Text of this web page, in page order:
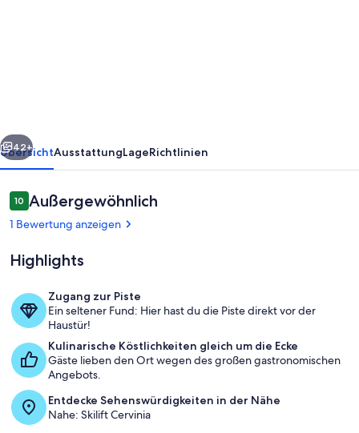
out
Matterhorn
view
with
Weiter
42+
ÜbersichtAusstattungLageRichtlinien
Bewertungen
1010 von 10.
Außergewöhnlich
1 Bewertung anzeigen
Highlights
Zugang zur Piste
Ein seltener Fund: Hier hast du die Piste direkt vor der
Haustür!
Kulinarische Köstlichkeiten gleich um die Ecke
Gäste lieben den Ort wegen des großen gastronomischen
Angebots.
Entdecke Sehenswürdigkeiten in der Nähe
Nahe: Skilift Cervinia